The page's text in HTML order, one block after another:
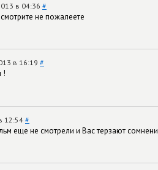
в 04:36 #
не пожалеете
в 16:19 #
!
12:54 #
еще не смотрели и Вас терзают